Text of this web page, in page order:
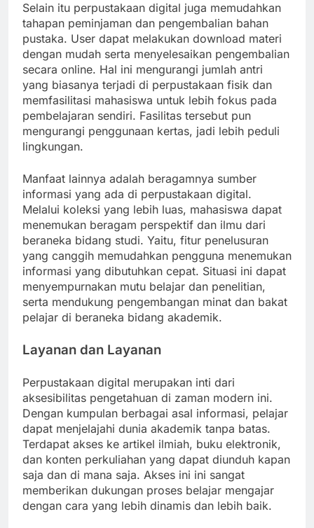
Selain itu perpustakaan digital juga memudahkan
tahapan peminjaman dan pengembalian bahan
pustaka. User dapat melakukan download materi
dengan mudah serta menyelesaikan pengembalian
secara online. Hal ini mengurangi jumlah antri
yang biasanya terjadi di perpustakaan fisik dan
memfasilitasi mahasiswa untuk lebih fokus pada
pembelajaran sendiri. Fasilitas tersebut pun
mengurangi penggunaan kertas, jadi lebih peduli
lingkungan.
Manfaat lainnya adalah beragamnya sumber
informasi yang ada di perpustakaan digital.
Melalui koleksi yang lebih luas, mahasiswa dapat
menemukan beragam perspektif dan ilmu dari
beraneka bidang studi. Yaitu, fitur penelusuran
yang canggih memudahkan pengguna menemukan
informasi yang dibutuhkan cepat. Situasi ini dapat
menyempurnakan mutu belajar dan penelitian,
serta mendukung pengembangan minat dan bakat
pelajar di beraneka bidang akademik.
Layanan dan Layanan
Perpustakaan digital merupakan inti dari
aksesibilitas pengetahuan di zaman modern ini.
Dengan kumpulan berbagai asal informasi, pelajar
dapat menjelajahi dunia akademik tanpa batas.
Terdapat akses ke artikel ilmiah, buku elektronik,
dan konten perkuliahan yang dapat diunduh kapan
saja dan di mana saja. Akses ini ini sangat
memberikan dukungan proses belajar mengajar
dengan cara yang lebih dinamis dan lebih baik.